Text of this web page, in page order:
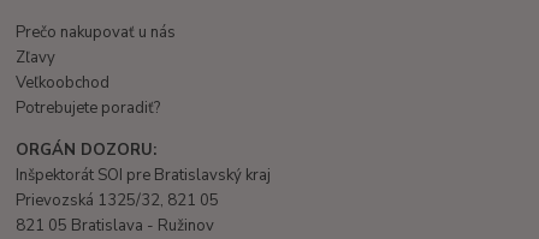
Prečo nakupovať u nás
Zľavy
Veľkoobchod
Potrebujete poradiť?
ORGÁN DOZORU:
Inšpektorát SOI pre Bratislavský kraj
Prievozská 1325/32, 821 05
821 05 Bratislava - Ružinov